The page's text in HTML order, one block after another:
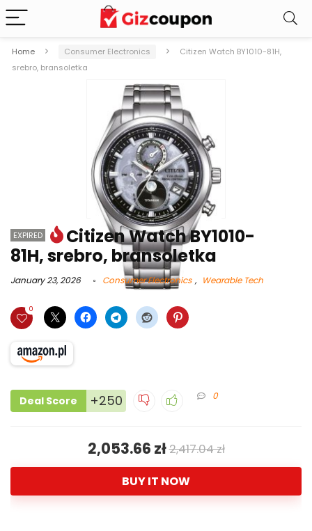
Home Consumer Electronics
Citizen Watch BY1010-81H,
srebro, bransoletka
EXPIRED
Citizen Watch BY1010-
81H, srebro, bransoletka
January 23, 2026 Consumer Electronics , Wearable Tech
0
Deal Score +250 0
2,053.66 zł2,417.04 zł
BUY IT NOW